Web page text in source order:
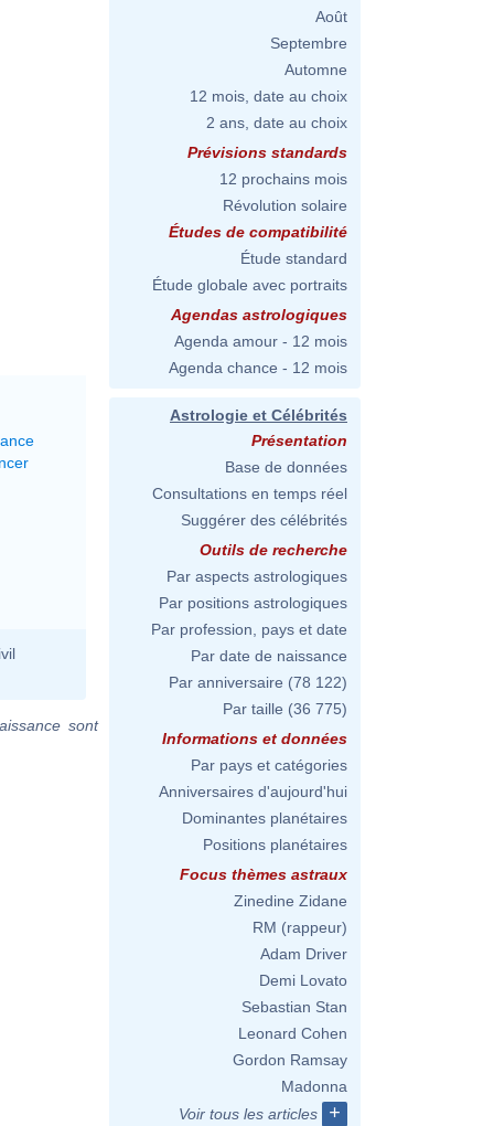
sont
Août
Septembre
Automne
12 mois, date au choix
2 ans, date au choix
Prévisions standards
12 prochains mois
Révolution solaire
Études de compatibilité
Étude standard
Étude globale avec portraits
Agendas astrologiques
Agenda amour - 12 mois
Agenda chance - 12 mois
Astrologie et Célébrités
Présentation
Base de données
Consultations en temps réel
Suggérer des célébrités
Outils de recherche
Par aspects astrologiques
Par positions astrologiques
Par profession, pays et date
Par date de naissance
Par anniversaire (78 122)
Par taille (36 775)
Informations et données
Par pays et catégories
Anniversaires d'aujourd'hui
Dominantes planétaires
Positions planétaires
Focus thèmes astraux
Zinedine Zidane
RM (rappeur)
Adam Driver
Demi Lovato
Sebastian Stan
Leonard Cohen
Gordon Ramsay
Madonna
Voir tous les articles
+